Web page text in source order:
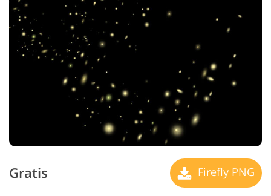
Gratis Firefly PNG